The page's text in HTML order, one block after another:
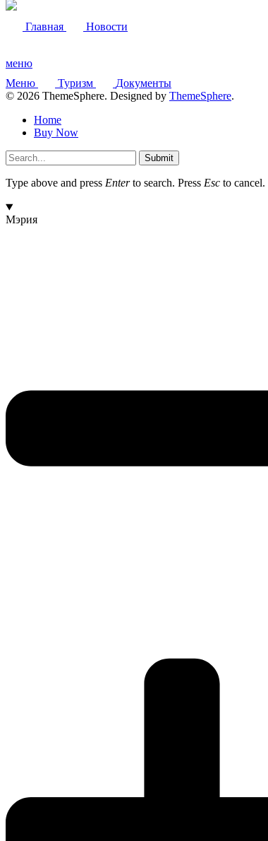
Главная Новости
меню
Меню
Туризм
Документы
© 2026 ThemeSphere. Designed by ThemeSphere.
Home
Buy Now
Submit
Type above and press Enterto search. Press Esc to cancel.
Мэрия